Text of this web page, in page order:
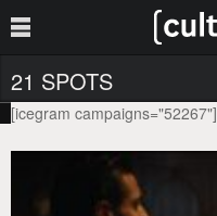
21 SPOTS
[icegram campaigns="52267"]